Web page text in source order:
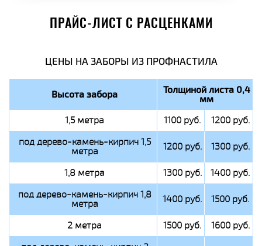
ПРАЙС-ЛИСТ С РАСЦЕНКАМИ
ЦЕНЫ НА ЗАБОРЫ ИЗ ПРОФНАСТИЛА
Высота забора Толщиной листа 0,4
мм
1,5 метра 1100 руб.
1200 руб.
под дерево-камень-кирпич 1,5
метра 1200 руб. 1300 руб.
1,8 метра 1300 руб.
1400 руб.
под дерево-камень-кирпич 1,8
метра 1400 руб. 1500 руб.
2 метра 1500 руб.
1600 руб.